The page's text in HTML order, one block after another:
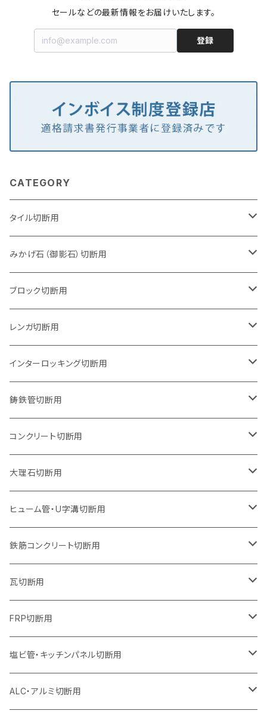
セールなどの最新情報をお届けいたします。
登録
CATEGORY
タイル切断用
105mm（4インチ）
125mm（5インチ）
グラインダー取付用
石井超硬電動切断機 取付用
みかげ石（御影石）切断用
105mm（4インチ）
セグメントタイプ
セグメントタイプ（ビス穴付き
125mm（5インチ）
セグメントタイプ
セグメントタイプ（ビス穴付き
150mm（6インチ）
セグメントタイプ
180mm（7インチ）
セグメントタイプ
205mm（8インチ）
セグメントタイプ
230mm（9インチ）
セグメントタイプ
305mm（12インチ）
セグメント
セグメント（特殊凸凹加工チップ）
355mm（14インチ）
セグメント
セグメント（特殊凸凹加工チップ）
405mm（16インチ）
セグメントタイプ
ブロック切断用
105mm（4インチ）
セグメントタイプ
ウェーブタイプ
125mm（5インチ）
セグメントタイプ
ウェーブタイプ
150mm（6インチ）
セグメントタイプ
ウェーブタイプ
180mm（7インチ）
セグメントタイプ
ウェーブタイプ
205mm（8インチ）
セグメントタイプ
ウェーブタイプ
230mm（9インチ）
セグメントタイプ
ウェーブタイプ
255mm（10インチ）
セグメントタイプ
305mm（12インチ）
セグメント
セグメント（特殊凸凹加工チップ）
355mm（14インチ）
セグメント
セグメント（特殊凸凹加工チップ）
レンガ切断用
105mm（4インチ）
セグメントタイプ
ウェーブタイプ
125mm（5インチ）
セグメントタイプ
ウェーブタイプ
150mm（6インチ）
セグメントタイプ
ウェーブタイプ
180mm（7インチ）
セグメントタイプ
ウェーブタイプ
205mm（8インチ）
セグメントタイプ
ウェーブタイプ
230mm（9インチ）
セグメントタイプ
ウェーブタイプ
255mm（10インチ）
セグメントタイプ
305mm（12インチ）
セグメント
セグメント（特殊凸凹加工チップ）
355mm（14インチ）
セグメント
インターロッキング切断用
105mm（4インチ）
セグメントタイプ
セグメントタイプ（ビス穴付き
125mm（5インチ）
セグメントタイプ
セグメントタイプ（ビス穴付き
150mm（6インチ）
セグメントタイプ
180mm（7インチ）
セグメントタイプ
205mm（8インチ）
セグメントタイプ
230mm（9インチ）
セグメントタイプ
255mm（10インチ）
セグメントタイプ（一般道路カッター用
305mm（12インチ）
セグメントタイプ
355mm（14インチ）
鋳鉄管切断用
105mm（4インチ）
セグメントタイプ
セグメントタイプ（ビス穴付き
125mm（5インチ）
セグメントタイプ
セグメントタイプ（ビス穴付き
150mm（6インチ）
セグメントタイプ
180mm（7インチ）
セグメントタイプ
205mm（8インチ）
セグメントタイプ
230mm（9インチ）
セグメントタイプ
305mm（12インチ）
セグメントタイプ
355mm（14インチ）
コンクリート切断用
105mm（4インチ）
セグメントタイプ
ウェーブタイプ
125mm（5インチ）
セグメントタイプ
ウェーブタイプ
150mm（6インチ）
セグメントタイプ
ウェーブタイプ
180mm（7インチ）
セグメントタイプ
ウェーブタイプ
205mm（8インチ）
セグメントタイプ
ウェーブタイプ
230mm（9インチ）
セグメントタイプ
255mm（10インチ）
大理石切断用
125mm（5インチ）
ヒューム管・U字溝切断用
105mm（4インチ）
セグメントタイプ
125mm（5インチ）
セグメントタイプ
150mm（6インチ）
セグメントタイプ
180mm（7インチ）
セグメントタイプ
205mm（8インチ）
鉄筋コンクリート切断用
305mm（12インチ）
セグメントタイプ
355mm（14インチ）
セグメントタイプ
405mm（16インチ）
セグメントタイプ
瓦切断用
105mm（4インチ）
FRP切断用
125ｍｍ（5インチ）
塩ビ管・キッチンパネル切断用
125ｍｍ（5インチ）
ALC・アルミ切断用